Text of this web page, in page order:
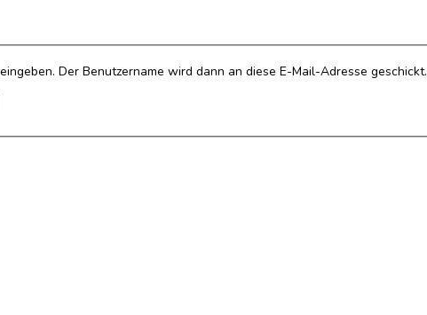
Der Benutzername wird dann an diese E-Mail-Adresse geschickt.